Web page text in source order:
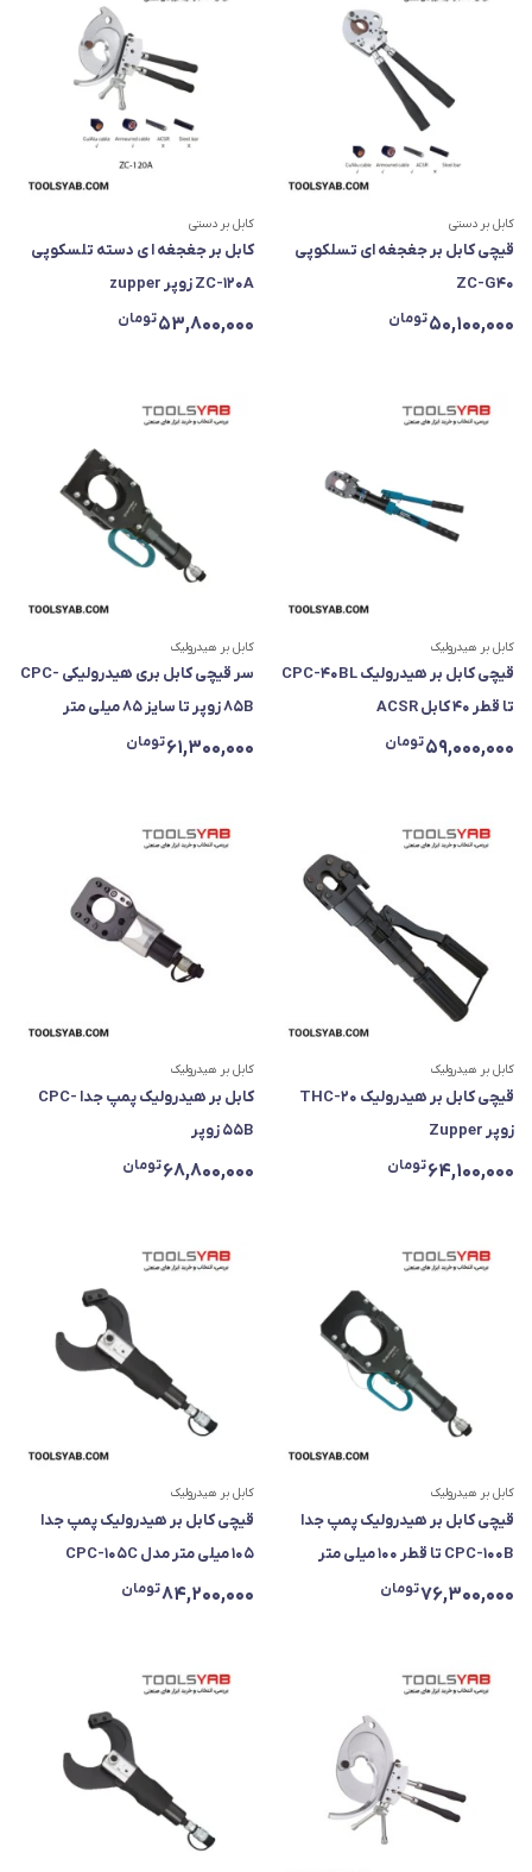
کابل بر دستی
قیچی کابل بر جغجغه ای تسلکوپی
ZC-G40
50,100,000تومان
کابل بر دستی
کابل بر جغجغه ا ی دسته تلسکوپی
ZC-120A زوپر zupper
53,800,000تومان
کابل بر هیدرولیک
قیچی کابل بر هیدرولیک CPC-40BL
تا قطر ۴۰ کابل ACSR
59,000,000تومان
کابل بر هیدرولیک
سر قیچی کابل بری هیدرولیکی CPC-
85B زوپر تا سایز ۸۵ میلی متر
61,300,000تومان
کابل بر هیدرولیک
قیچی کابل بر هیدرولیک THC-20
زوپر Zupper
64,100,000تومان
کابل بر هیدرولیک
کابل بر هیدرولیک پمپ جدا CPC-
55B زوپر
68,800,000تومان
کابل بر هیدرولیک
قیچی کابل بر هیدرولیک پمپ جدا
CPC-100B تا قطر ۱۰۰ میلی متر
76,300,000تومان
کابل بر هیدرولیک
قیچی کابل بر هیدرولیک پمپ جدا
۱۰۵ میلی متر مدل CPC-105C
84,200,000تومان